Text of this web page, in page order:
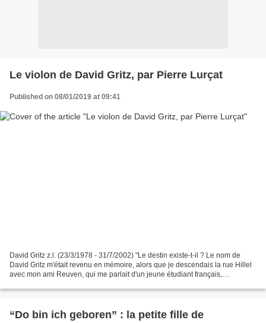
Le violon de David Gritz, par Pierre Lurçat
Published on 08/01/2019 at 09:41
David Gritz z.l. (23/3/1978 - 31/7/2002) "Le destin existe-t-il ? Le nom de
David Gritz m'était revenu en mémoire, alors que je descendais la rue Hillel
avec mon ami Reuven, qui me parlait d'un jeune étudiant français,
“Do bin ich geboren” : la petite fille de